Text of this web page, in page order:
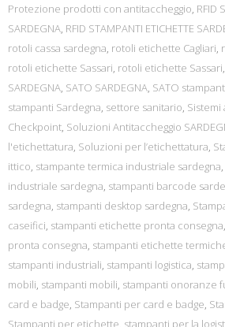
Protezione prodotti con antitaccheggio, RFID
SARDEGNA, RFID STAMPANTI ETICHETTE
rotoli cassa sardegna, rotoli etichette Cagliari,
rotoli etichette Sassari, rotoli etichette Sassari,
SARDEGNA, SATO SARDEGNA, SATO
stampanti Sardegna, settore sanitario, Sistemi
Checkpoint, Soluzioni Antitaccheggio
l'etichettatura, Soluzioni per l’etichettatura,
ittico, stampante termica industriale sardegna,
industriale sardegna, stampanti barcode
sardegna, stampanti desktop sardegna,
caseifici, stampanti etichette pronta consegna,
pronta consegna, stampanti etichette
stampanti industriali, stampanti logistica,
mobili, stampanti mobili, stampanti onoranze
card e badge, Stampanti per card e badge,
Stampanti per etichette, stampanti per la